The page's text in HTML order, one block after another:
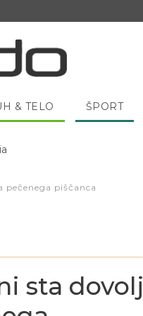
& TELO ŠPORT
pečenega piščanca
sta dovolj